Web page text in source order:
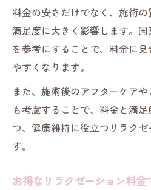
料金の安さだけでなく、施術
満足度に大きく影響します。
を参考にすることで、料金に
やすくなります。
また、施術後のアフターケア
も考慮することで、料金と満
つ、健康維持に役立つリラク
す。
お得なリラクゼーション料金